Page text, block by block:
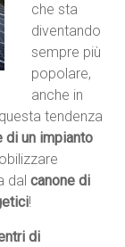
che sta
diventando
sempre più
popolare,
anche in
tendenza
di un impianto
dalcanone di
!
di